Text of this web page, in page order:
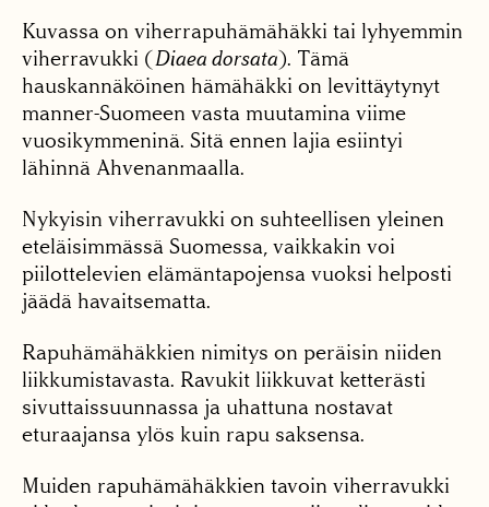
Kuvassa on viherrapuhämähäkki tai lyhyemmin
viherravukki (Diaea dorsata). Tämä
hauskannäköinen hämähäkki on levittäytynyt
manner-Suomeen vasta muutamina viime
vuosikymmeninä. Sitä ennen lajia esiintyi
lähinnä Ahvenanmaalla.
Nykyisin viherravukki on suhteellisen yleinen
eteläisimmässä Suomessa, vaikkakin voi
piilottelevien elämäntapojensa vuoksi helposti
jäädä havaitsematta.
Rapuhämähäkkien nimitys on peräisin niiden
liikkumistavasta. Ravukit liikkuvat ketterästi
sivuttaissuunnassa ja uhattuna nostavat
eturaajansa ylös kuin rapu saksensa.
Muiden rapuhämähäkkien tavoin viherravukki